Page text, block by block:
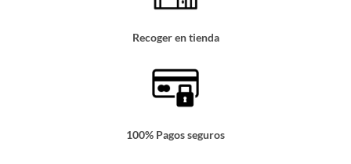
Recoger en tienda
100% Pagos seguros